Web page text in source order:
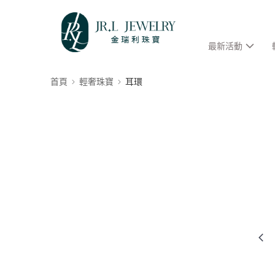
最新活動
首頁 輕奢珠寶 耳環